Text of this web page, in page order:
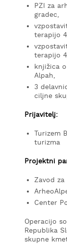
PZI za
gradec,
terapijo
terapijo
knjižica
Alpah,
3
ciljne
Prijavitelj:
Turizem
turizma
Projektni
Zavod
Center
Operacijo
Republika
skupne